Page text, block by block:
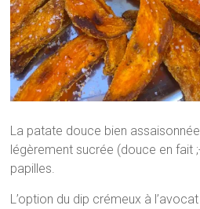
La patate douce bien
légèrement sucrée (douce en fait
papilles.
L’option du dip crémeux à